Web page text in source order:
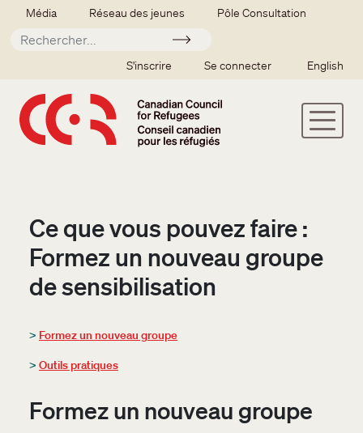
Aller au contenu principal
Secondary menu
Média Réseau des jeunes Pôle Consultation
Soumettre
SSO user menu
S'inscrire Se connecter English
Ce que vous pouvez faire :
Formez un nouveau groupe
de sensibilisation
> Formez un nouveau groupe
> Outils pratiques
Formez un nouveau groupe